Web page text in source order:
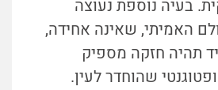
בעיה נוספת נעוצה
האמיתי, שאינה אחידה,
תהיה חזקה מספיק
שהוחדר לעין.